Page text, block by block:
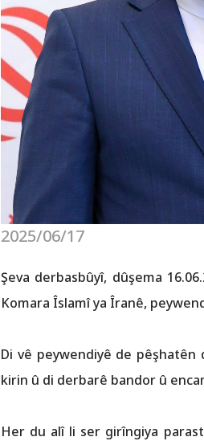
2025/06/17
Şeva derbasbûyî, dûşema
Komara Îslamî ya Îranê,
Di vê peywendiyê de
kirin û di derbarê bandor û
Her du alî li ser girîngiya